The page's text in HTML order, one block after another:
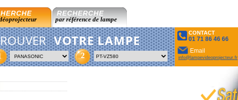
RECHERCHE
par référence de lampe
VOTRE LAMPE
2
CONTACT
01 71 86 46 66
Email
info@lampevideoprojecteur.fr